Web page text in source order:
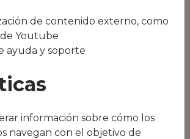
la
de tu
o
🥘
de contenido externo, como
Youtube
ayuda y soporte
información sobre cómo los
navegan con el objetivo de